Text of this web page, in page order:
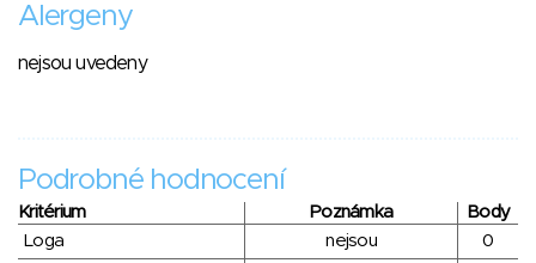
Alergeny
nejsou uvedeny
Podrobné hodnocení
Kritérium Poznámka
Body
Loga
nejsou
0